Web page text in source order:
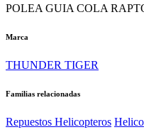
POLEA GUIA COLA
Marca
THUNDER TIGER
Familias relacionadas
Repuestos Helicopteros